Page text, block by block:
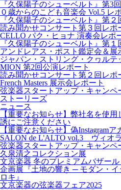
『久保陽子のシューベルト』第3
０歳からのこども音楽会 Vol.5 レ
『久保陽子のシューベルト』第２
読み聞かせコンサート第３回レポ
CELLO パク・ヒョナ 演奏会レポ
『久保陽子のシューベルト』第１
アンドレアス・ポスト鑑定会＆展
ジャパン・ストリング・クヮルテ
MION 第2回公演レポート
読み聞かせコンサート第２回レポ
French Masters 展示会レポート
弦楽器スタートアップ・キャンペ
ストーリーズ
ニュース
【重要なお知らせ】弊社名を使
誘にご注意ください
【重要なお知らせ】偽Instagram
SALON de L'ALTO vol.3 ヴィオ
弦楽器スタートアップ・キャンペ
久泉清之コレクション展
文京楽器 冬のプレミアムバザール
企画展『土地の響き ─ モダン・イ
ロキ』
文京楽器の弦楽器フェア2025